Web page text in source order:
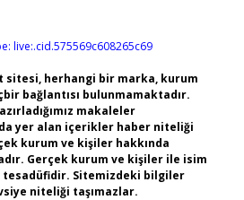
live:.cid.575569c608265c69
sitesi, herhangi bir marka, kurum
bağlantısı bulunmamaktadır.
makaleler
yer alan içerikler haber niteliği
kurum ve kişiler hakkında
Gerçek kurum ve kişiler ile isim
Sitemizdeki bilgiler
niteliği taşımazlar.